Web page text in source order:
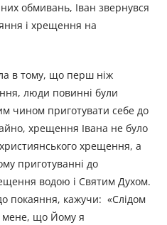
обмивань, Іван звернувся
і хрещення на
в тому, що перш ніж
люди повинні були
чином приготувати себе до
хрещення Івана не було
хрещення, а
приготуванні до
водою і Святим Духом.
покаяння, кажучи: «Слідом
мене, що Йому я